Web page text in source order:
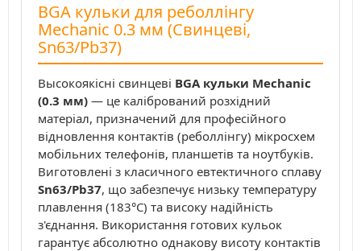
BGA кульки для реболлінгу
Mechanic 0.3 мм (Свинцеві,
Sn63/Pb37)
Высокоякісні свинцеві BGA кульки Mechanic
(0.3 мм) — це калібрований розхідний
матеріал, призначений для професійного
відновлення контактів (реболлінгу) мікросхем
мобільних телефонів, планшетів та ноутбуків.
Виготовлені з класичного евтектичного сплаву
Sn63/Pb37, що забезпечує низьку температуру
плавлення (183°C) та високу надійність
з'єднання. Використання готових кульок
гарантує абсолютно однакову висоту контактів